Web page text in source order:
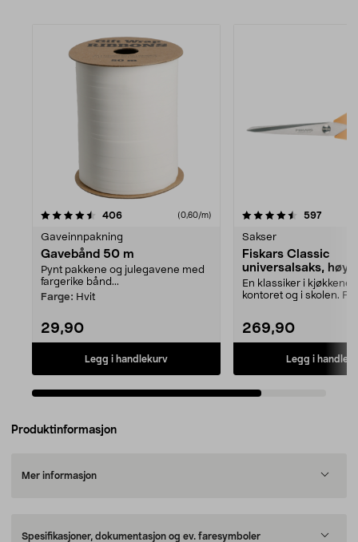
406anmeldelser (0,60/m)
Gaveinnpakning
Gavebånd 50 m
Pynt pakkene og julegavene med
fargerike bånd...
Farge: Hvit
29,90
Legg i handlekurv
4.5av 5 stjerner 597
Sakser
Fiskars Classic
universalsaks,
En klassiker i
kontoret og i skolen.
269,90
Legg i
Produktinformasjon
Mer informasjon
Spesifikasjoner, dokumentasjon og ev. faresymboler